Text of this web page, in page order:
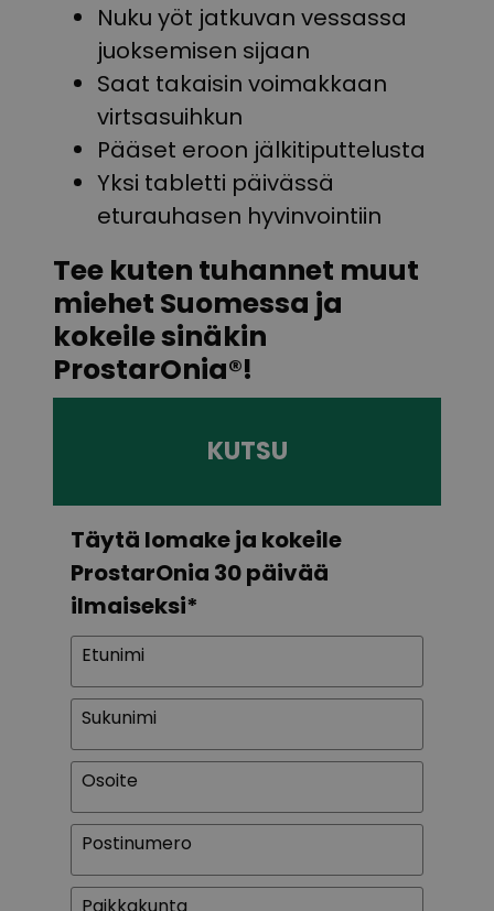
Nuku yöt jatkuvan vessassa
juoksemisen sijaan
Saat takaisin voimakkaan
virtsasuihkun
Pääset eroon jälkitiputtelusta
Yksi tabletti päivässä
eturauhasen hyvinvointiin
Tee kuten tuhannet muut
miehet Suomessa ja
kokeile sinäkin
ProstarOnia®!
KUTSU
Täytä lomake ja kokeile
ProstarOnia 30 päivää
ilmaiseksi*
Etunimi
Sukunimi
Osoite
Postinumero